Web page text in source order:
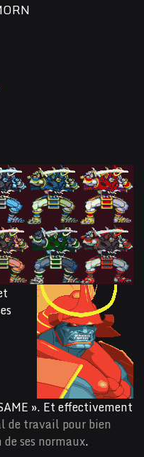
». Et effectivement
de travail pour bien
ses normaux.